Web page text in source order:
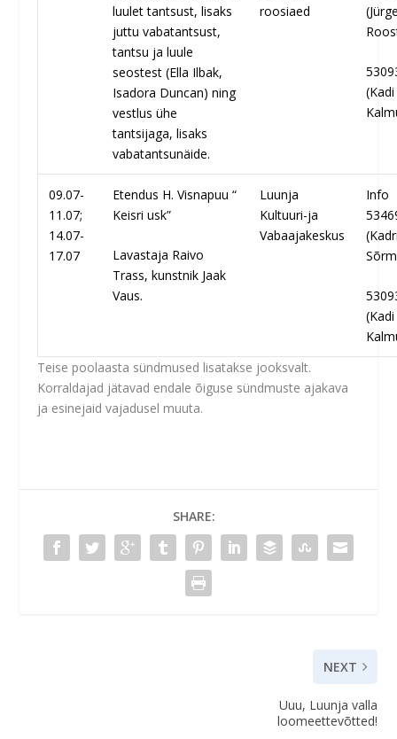
luulet tantsust, lisaks
juttu vabatantsust,
tantsu ja luule
seostest (Ella Ilbak,
Isadora Duncan) ning
vestlus ühe
tantsijaga, lisaks
vabatantsunäide.
roosiaed
(Kadi
09.07-
11.07;
14.07-
17.07
Etendus H. Visnapuu “
Keisri usk”
Lavastaja Raivo
Trass, kunstnik Jaak
Vaus.
Luunja
Kultuuri-ja
Vabaajakeskus
Info
(Kadi
Teise poolaasta sündmused lisatakse jooksvalt.
Korraldajad jätavad endale õiguse sündmuste ajakava
ja esinejaid vajadusel muuta.
SHARE:
NEXT
Uuu, Luunja valla
loomeettevõtted!